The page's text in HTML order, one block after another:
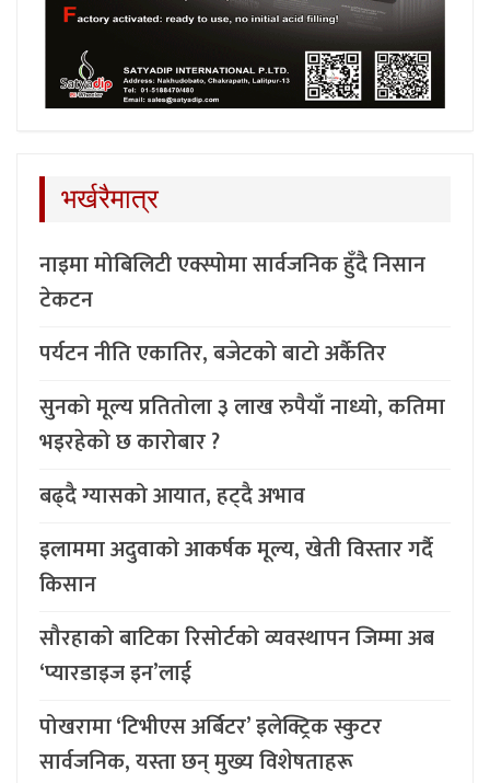
भर्खरैमात्र
नाइमा मोबिलिटी एक्स्पोमा सार्वजनिक हुँदै निसान
टेकटन
पर्यटन नीति एकातिर, बजेटको बाटो अर्कैतिर
सुनको मूल्य प्रतितोला ३ लाख रुपैयाँ नाध्यो, कतिमा
भइरहेको छ कारोबार ?
बढ्दै ग्यासको आयात, हट्दै अभाव
इलाममा अदुवाको आकर्षक मूल्य, खेती विस्तार गर्दै
किसान
सौरहाको बाटिका रिसोर्टको व्यवस्थापन जिम्मा अब
‘प्यारडाइज इन’लाई
पोखरामा ‘टिभीएस अर्बिटर’ इलेक्ट्रिक स्कुटर
सार्वजनिक, यस्ता छन् मुख्य विशेषताहरू